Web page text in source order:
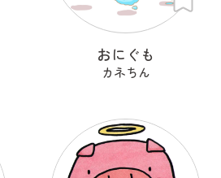
おにぐも
カネちん